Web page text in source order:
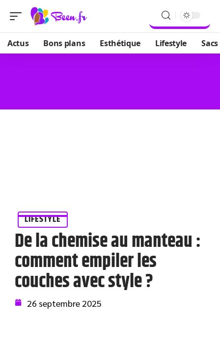
Actus Bons plans Esthétique Lifestyle
LIFESTYLE
De la chemise au manteau :
comment empiler les
couches avec style ?
26 septembre 2025